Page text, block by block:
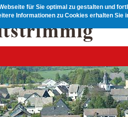
für Sie optimal zu gestalten und
Informationen zu Cookies erhalten Sie